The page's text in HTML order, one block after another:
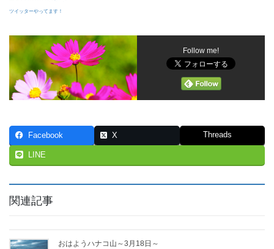
ツイッターやってます！
Follow me!
Facebook X Threads
LINE
関連記事
おはようハナコ山～3月18日～